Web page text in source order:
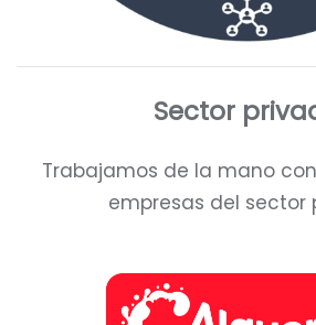
Sector
Trabajamos de la mano
empresas del sector